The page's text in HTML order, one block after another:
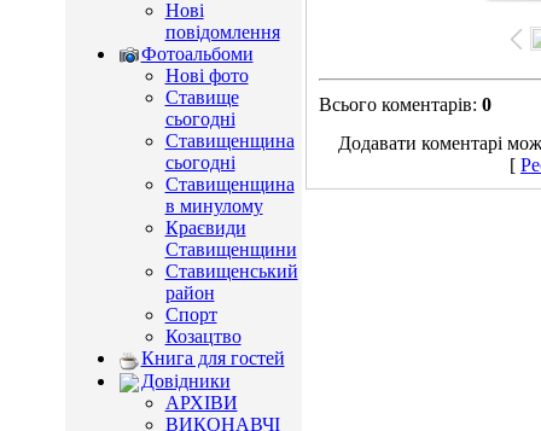
Нові
повідомлення
Фотоальбоми
Нові фото
Ставище
сьогодні
Ставищенщина
сьогодні
Ставищенщина
в минулому
Краєвиди
Ставищенщини
Ставищенський
район
Спорт
Козацтво
Книга для гостей
Довідники
АРХІВИ
ВИКОНАВЧІ
Всього коментарів: 0
Додавати коментарі
[